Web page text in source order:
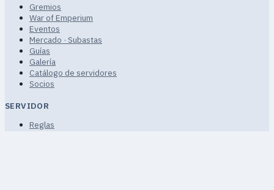
Gremios
War of Emperium
Eventos
Mercado · Subastas
Guías
Galería
Catálogo de servidores
Socios
SERVIDOR
Reglas